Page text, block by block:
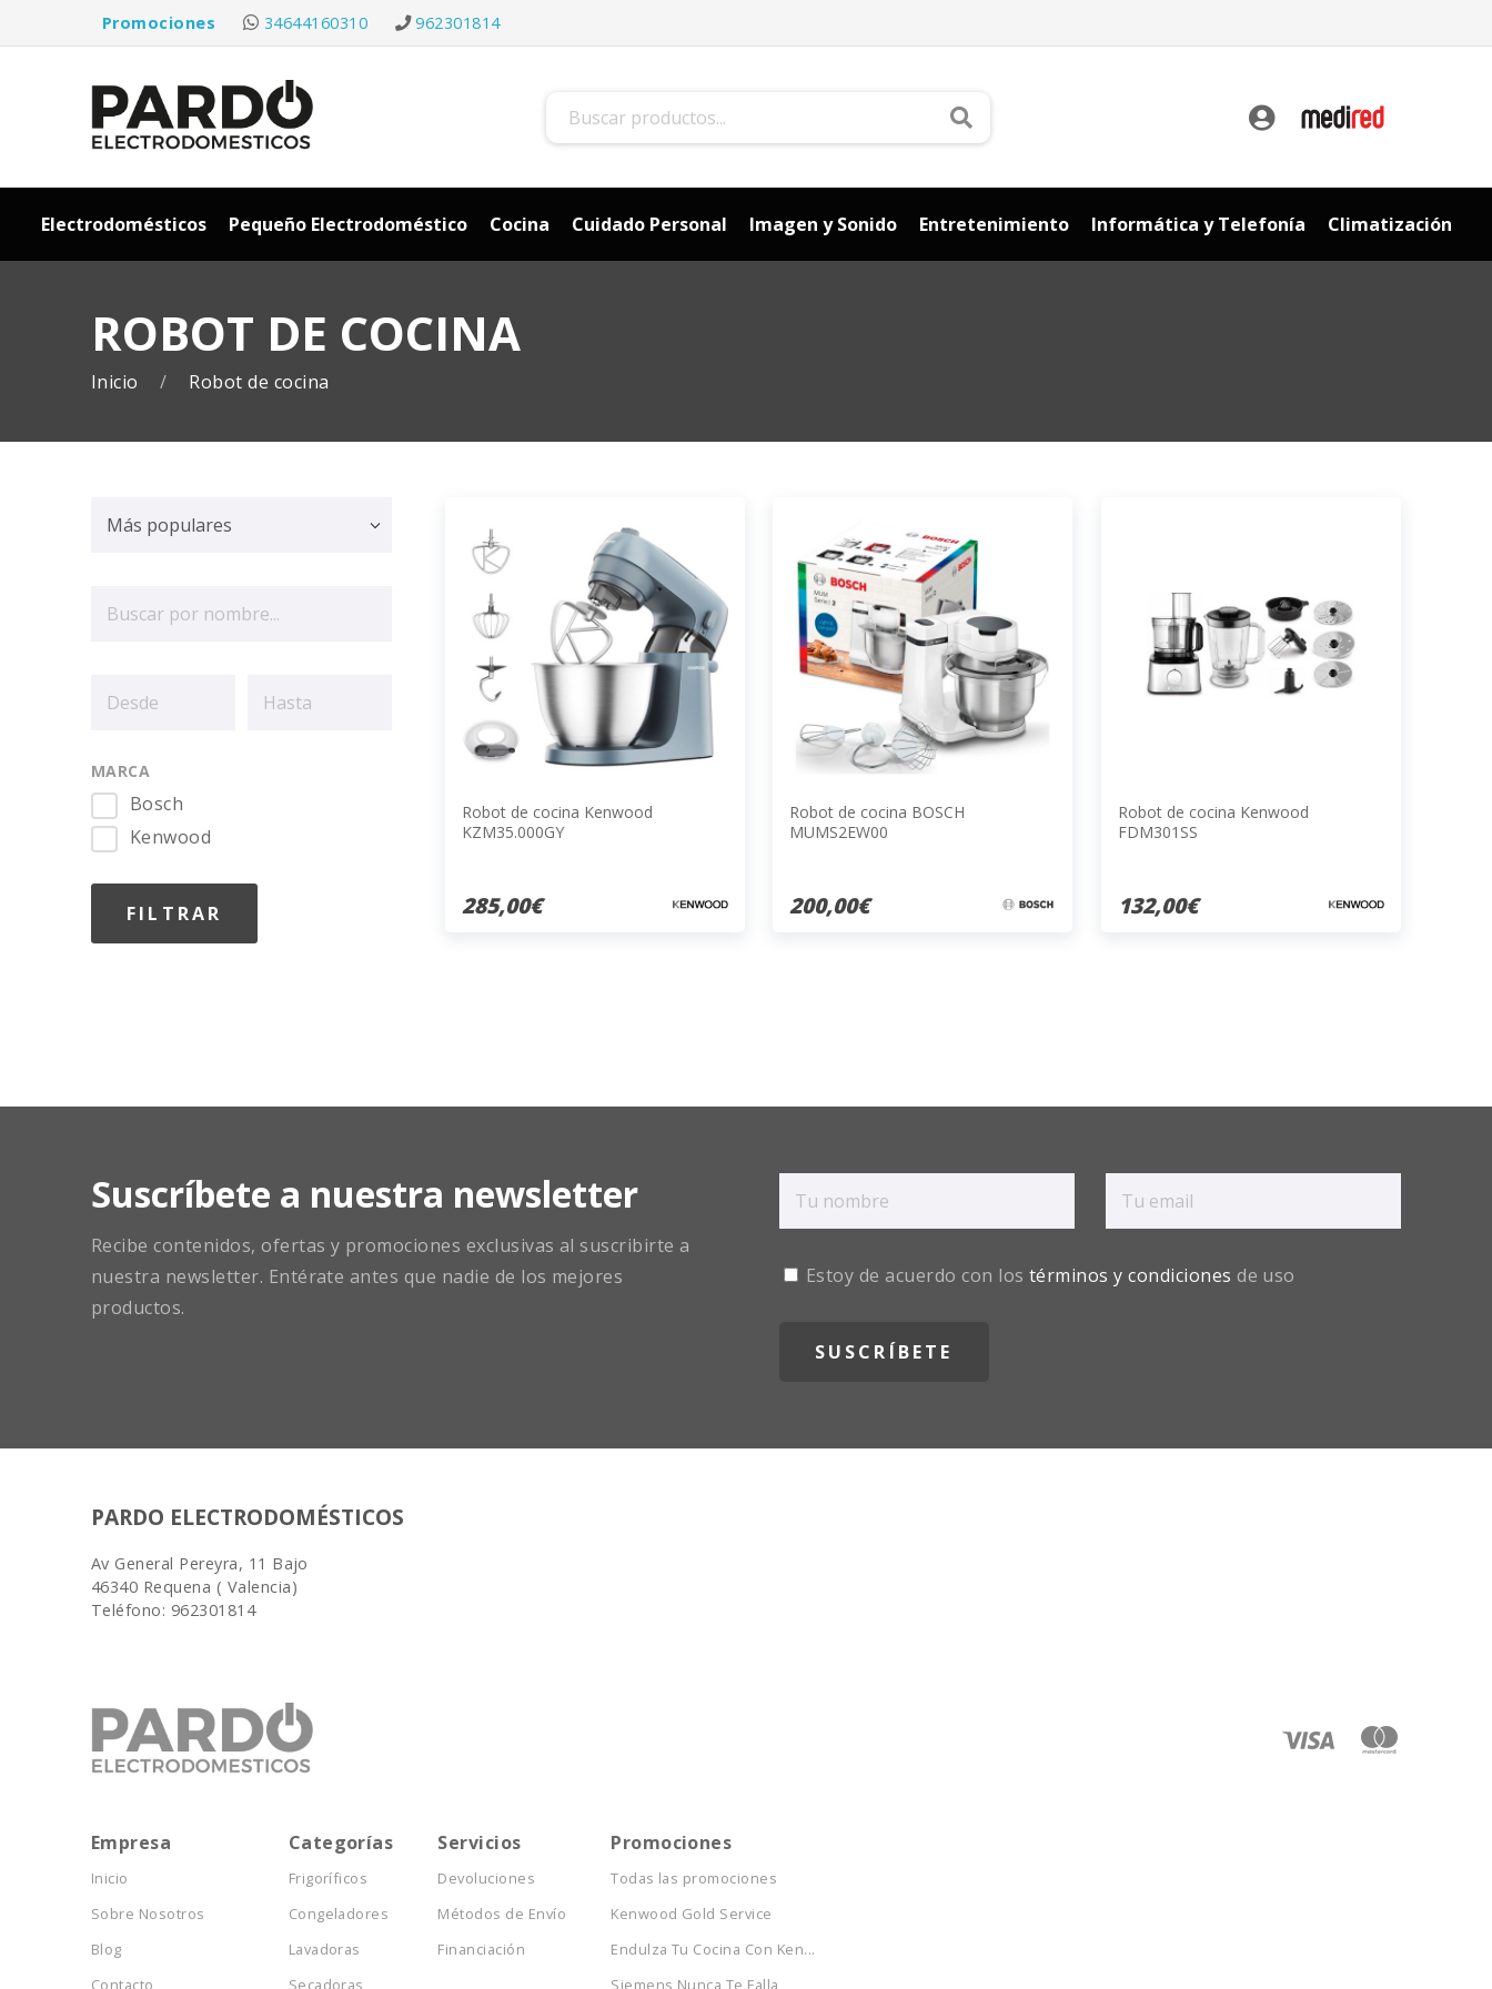
Promociones 34644160310 962301814
Electrodomésticos Pequeño Electrodoméstico Cocina Cuidado Personal Imagen y Sonido Entretenimiento Informática y Telefonía Climatización
ROBOT DE COCINA
Inicio Robot de cocina
MARCA
Bosch
Kenwood
Robot de cocina Kenwood
KZM35.000GY
285,00€
Robot de cocina BOSCH
MUMS2EW00
200,00€
Robot de cocina Kenwood
FDM301SS
132,00€
Suscríbete a nuestra newsletter
Recibe contenidos, ofertas y promociones exclusivas al suscribirte a
nuestra newsletter. Entérate antes que nadie de los mejores
productos.
Estoy de acuerdo con los términos y condiciones de uso
PARDO ELECTRODOMÉSTICOS
Av General Pereyra, 11 Bajo
46340 Requena ( Valencia)
Teléfono: 962301814
Empresa
Inicio
Sobre Nosotros
Blog
Contacto
Categorías
Frigoríficos
Congeladores
Lavadoras
Secadoras
Servicios
Devoluciones
Métodos de Envío
Financiación
Promociones
Todas las promociones
Kenwood Gold Service
Endulza Tu Cocina Con Ken...
Siemens Nunca Te Falla